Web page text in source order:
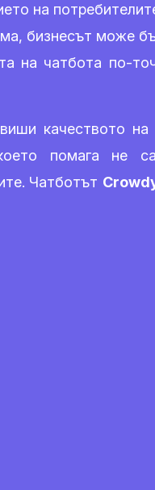
на
бизнесът може
на чатбота по-
качеството на
помага не
Чатботът